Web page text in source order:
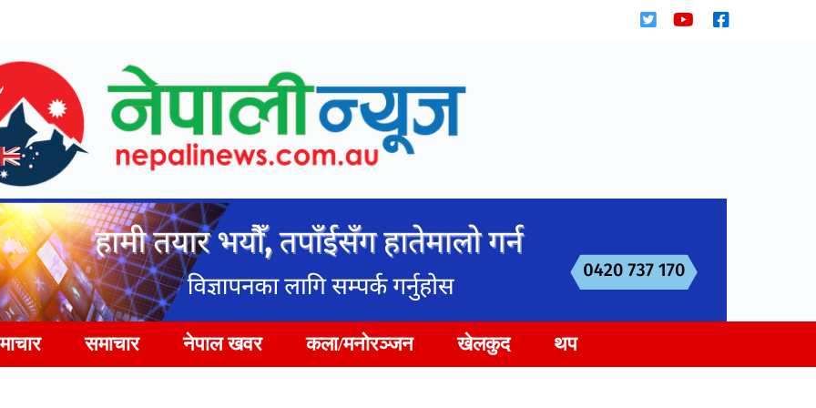
समाचार नेपाल खवर कला/मनोरञ्जन खेलकुद थप